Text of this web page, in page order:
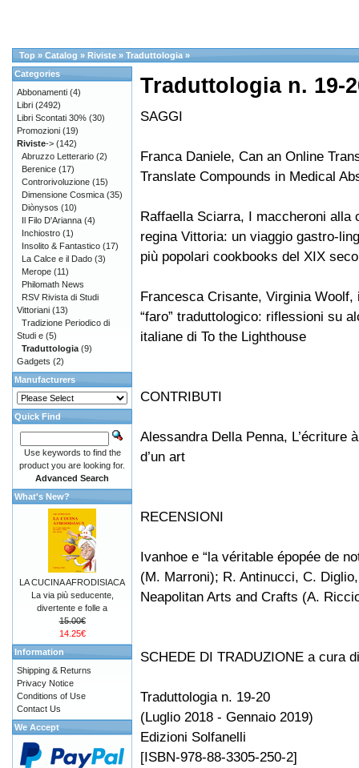
Top » Catalog » Riviste » Traduttologia »
Traduttologia n. 19-
SAGGI
Franca Daniele, Can an Online
Translate Compounds in Medical
Raffaella Sciarra, I maccheroni alla
regina Vittoria: un viaggio gastro-
più popolari cookbooks del XIX
Francesca Crisante, Virginia Woolf,
“faro” traduttologico: riflessioni su
italiane di To the Lighthouse
CONTRIBUTI
Alessandra Della Penna, L’écriture
d’un art
RECENSIONI
Ivanhoe e “la véritable épopée de
(M. Marroni); R. Antinucci, C.
Neapolitan Arts and Crafts (A.
SCHEDE DI TRADUZIONE a cura
Traduttologia n. 19-20
(Luglio 2018 - Gennaio 2019)
Edizioni Solfanelli
[ISBN-978-88-3305-250-2]
Categories
Abbonamenti (4)
Libri (2492)
Libri Scontati 30% (30)
Promozioni (19)
Riviste-> (142)
Abruzzo Letterario (2)
Berenice (17)
Controrivoluzione (15)
Dimensione Cosmica (35)
Diònysos (10)
Il Filo D'Arianna (4)
Inchiostro (1)
Insolito & Fantastico (17)
La Calce e il Dado (3)
Merope (11)
Philomath News
RSV Rivista di Studi
Vittoriani (13)
Tradizione Periodico di
Studi e (5)
Traduttologia (9)
Gadgets (2)
Manufacturers
Quick Find
Use keywords to find the
product you are looking for.
Advanced Search
What's New?
LA CUCINA AFRODISIACA
La via più seducente,
divertente e folle a
15.00€
14.25€
Information
Shipping & Returns
Privacy Notice
Conditions of Use
Contact Us
We Accept